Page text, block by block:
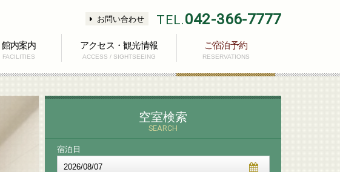
TEL.042-366-7777
お問い合わせ
館内案内
FACILITIES
アクセス・観光情報
ACCESS / SIGHTSEEING
ご宿泊予約
RESERVATIONS
空室検索
SEARCH
宿泊日